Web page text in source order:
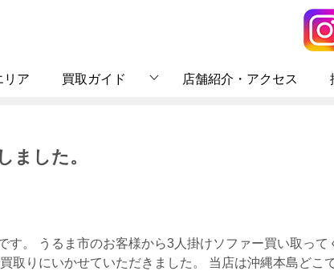
リア 買取ガイド 店舗紹介・アクセス
ました。
す。 うるま市のお客様から3人掛けソファー買い取って
取りにいかせていただきました。 当店は沖縄本島どこ